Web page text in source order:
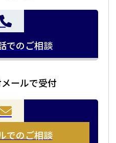
定が可能です。時間が無い
メです。
その場で査定を致します。
からなく売れるかわからな
でのご相談
ールで受付
でのご相談